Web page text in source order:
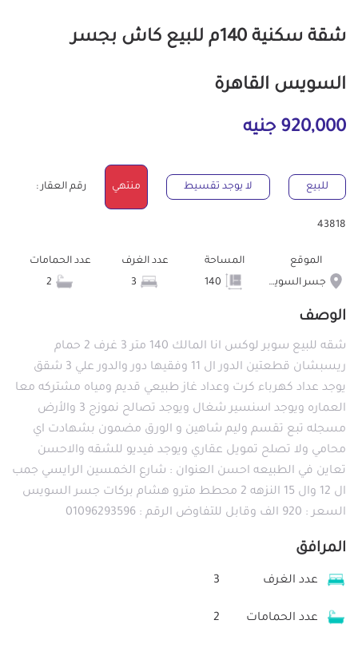
شقة سكنية 140م للبيع كاش بجسر
السويس القاهرة
920,000 جنيه
للبيع لا يوجد تقسيط منتهي رقم العقار :
43818
الموقع
جسر السويس
المساحة
عدد الغرف
عدد الحمامات
الوصف
شقه للبيع سوبر لوكس انا المالك 140 متر 3 غرف 2 حمام
ريسبشان قطعتين الدور ال 11 وفقيها دور والدور علي 3 شقق
يوجد عداد كهرباء كرت وعداد غاز طبيعي قديم ومياه مشتركه معا
العماره ويوجد اسنسير شغال ويوجد تصالح نموزج 3 والأرض
مسجله تبع تقسم وليم شاهين و الورق مضمون بشهادت اي
محامي ولا تصلح تمويل عقاري ويوجد فيديو للشقه والاحسن
تعاين في الطبيعه احسن العنوان : شارع الخمسين الرايسي جمب
ال 12 وال 15 النزهه 2 محطط مترو هشام بركات جسر السويس
السعر : 920 الف وقابل للتفاوض الرقم : 01096293596
المرافق
عدد الغرف 3
عدد الحمامات 2